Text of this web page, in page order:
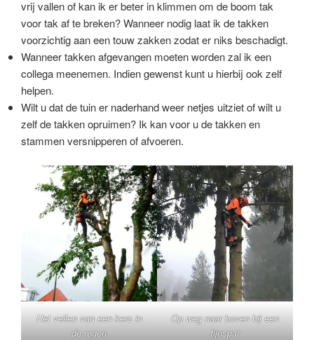
vrij vallen of kan ik er beter in klimmen om de boom tak
voor tak af te breken? Wanneer nodig laat ik de takken
voorzichtig aan een touw zakken zodat er niks beschadigt.
Wanneer takken afgevangen moeten worden zal ik een
collega meenemen. Indien gewenst kunt u hierbij ook zelf
helpen.
Wilt u dat de tuin er naderhand weer netjes uitziet of wilt u
zelf de takken opruimen? Ik kan voor u de takken en
stammen versnipperen of afvoeren.
Het vellen van een kers in
de regen
Op weg naar boven bij een
fijnspar